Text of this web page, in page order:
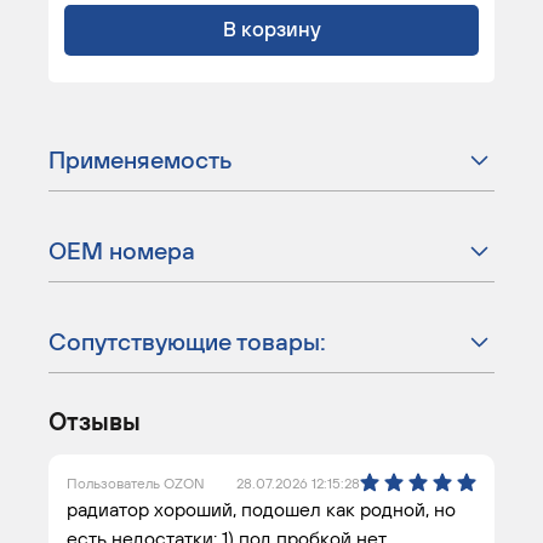
В корзину
Применяемость
ОЕМ номера
Сопутствующие товары:
Отзывы
Пользователь OZON 28.07.2026 12:15:28
радиатор хороший, подошел как родной, но
есть недостатки: 1) под пробкой нет